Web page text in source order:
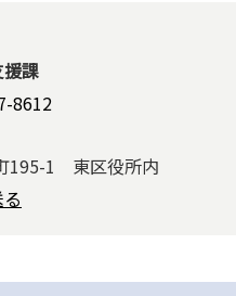
課
8612
195-1 東区役所内